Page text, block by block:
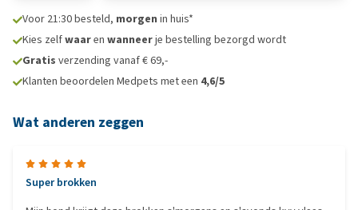
Voor 21:30 besteld, morgen in huis*
Kies zelfwaaren wanneerje bestelling bezorgd wordt
Gratis verzending vanaf € 69,-
Klanten beoordelen Medpets met een 4,6/5
Wat anderen zeggen
Super brokken